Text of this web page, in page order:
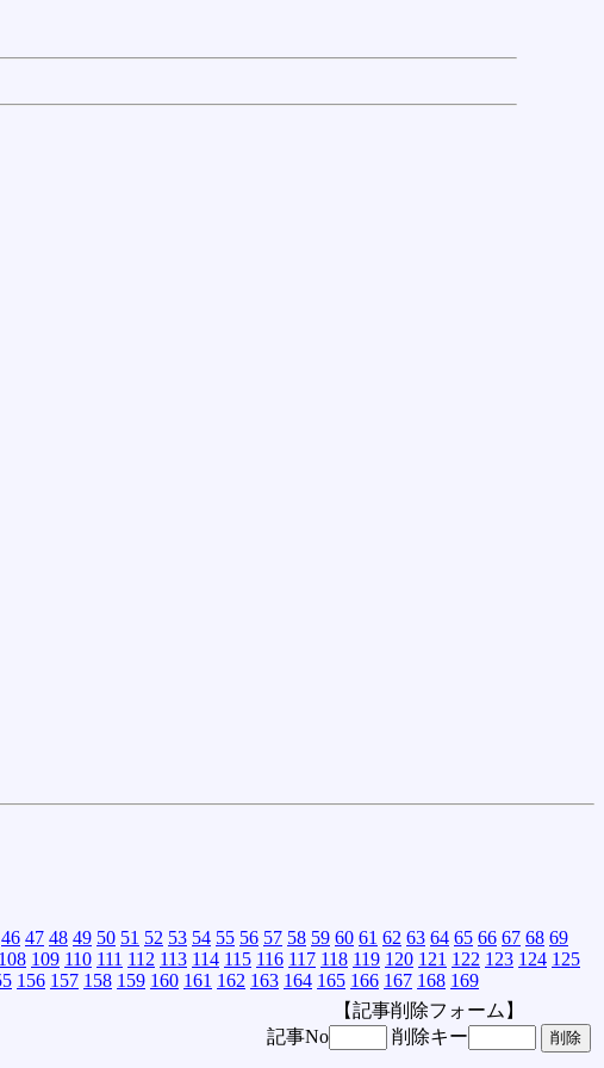
46 47 48 49 50 51 52 53 54 55 56 57 58 59 60 61 62 63 64 65 66 67 68 69
108 109 110 111 112 113 114 115 116 117 118 119 120 121 122 123 124 125
156 157 158 159 160 161 162 163 164 165 166 167 168 169
【記事削除フォーム】
記事No
削除キー